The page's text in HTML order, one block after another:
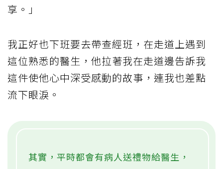
享。」
我正好也下班要去帶查經班，在走道上遇到
這位熟悉的醫生，他拉著我在走道邊告訴我
這件使他心中深受感動的故事，連我也差點
流下眼淚。
其實，平時都會有病人送禮物給醫生，